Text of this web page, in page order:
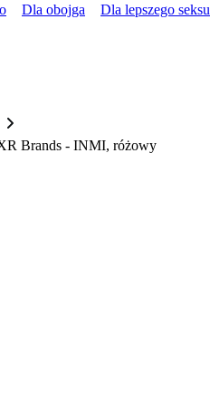
Dla obojga Dla lepszego seksu
Brands - INMI, różowy